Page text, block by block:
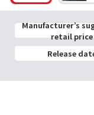
Manufacturer’s
retail price
Release